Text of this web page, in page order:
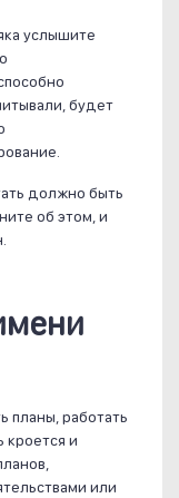
услышите
будет
должно быть
об этом, и
планы, работать
кроется и
или